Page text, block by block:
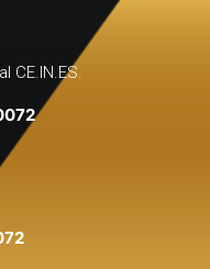
CE.IN.ES.